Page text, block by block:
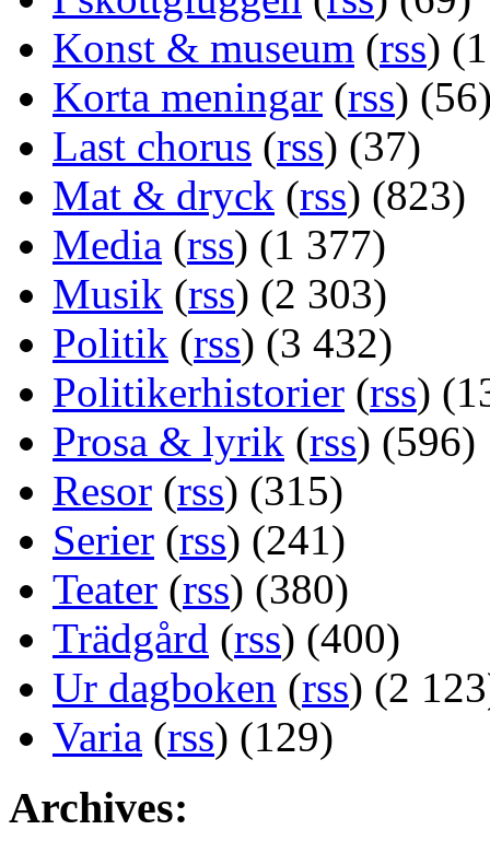
Konst & museum (rss)
Korta meningar (rss)
Last chorus (rss) (37)
Mat & dryck (rss) (823)
Media (rss) (1 377)
Musik (rss) (2 303)
Politik (rss) (3 432)
Politikerhistorier (rss)
Prosa & lyrik (rss) (596)
Resor (rss) (315)
Serier (rss) (241)
Teater (rss) (380)
Trädgård (rss) (400)
Ur dagboken (rss) (2
Varia (rss) (129)
Archives: